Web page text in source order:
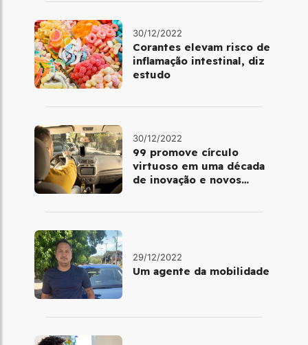
30/12/2022
Corantes elevam risco de
inflamação intestinal, diz
estudo
30/12/2022
99 promove círculo
virtuoso em uma década
de inovação e novos
29/12/2022
Um agente da mobilidade